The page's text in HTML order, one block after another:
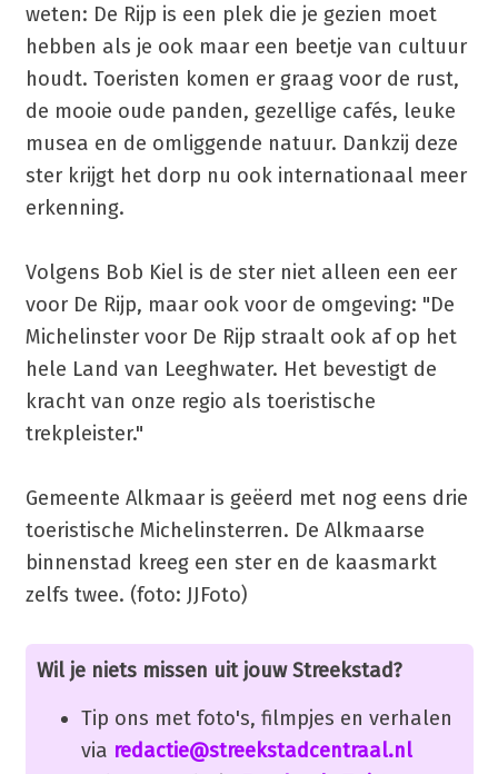
weten: De Rijp is een plek die je gezien moet
hebben als je ook maar een beetje van cultuur
houdt. Toeristen komen er graag voor de rust,
de mooie oude panden, gezellige cafés, leuke
musea en de omliggende natuur. Dankzij deze
ster krijgt het dorp nu ook internationaal meer
erkenning.
Volgens Bob Kiel is de ster niet alleen een eer
voor De Rijp, maar ook voor de omgeving: "De
Michelinster voor De Rijp straalt ook af op het
hele Land van Leeghwater. Het bevestigt de
kracht van onze regio als toeristische
trekpleister."
Gemeente Alkmaar is geëerd met nog eens drie
toeristische Michelinsterren. De Alkmaarse
binnenstad kreeg een ster en de kaasmarkt
zelfs twee. (foto: JJFoto)
Wil je niets missen uit jouw Streekstad?
Tip ons met foto's, filmpjes en verhalen
via redactie@streekstadcentraal.nl